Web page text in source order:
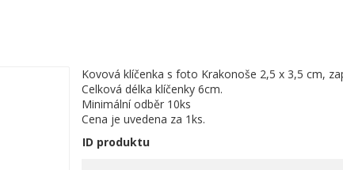
Kovová klíčenka s foto Krakonoše 2,5 x 3,5 cm,
Celková délka klíčenky 6cm.
Minimální odběr 10ks
Cena je uvedena za 1ks.
ID produktu